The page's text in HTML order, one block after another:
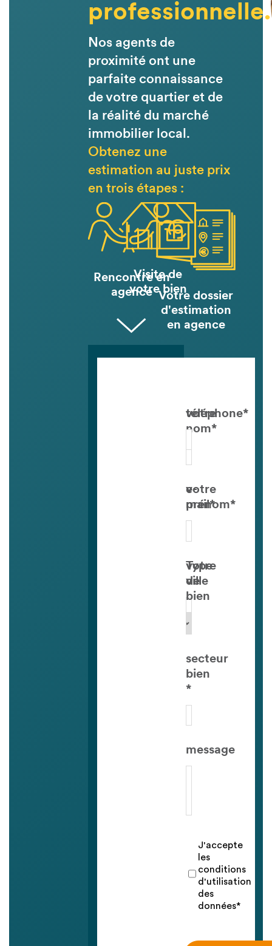
professionnelle.
Nos agents de
proximité ont une
parfaite connaissance
de votre quartier et de
la réalité du marché
immobilier local.
Obtenez une
estimation au juste prix
en trois étapes :
Rencontre en
agence
Visite de
votre bien
Votre dossier
d'estimation
en agence
votre
nom*
téléphone*
votre
prénom*
e-
mail*
votre
ville
Type
de
bien
secteur
bien
*
message
J'accepte
les
conditions
d'utilisation
des
données*